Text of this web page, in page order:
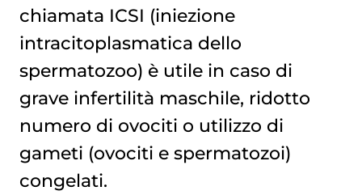
chiamata ICSI (iniezione
intracitoplasmatica dello
spermatozoo) è utile in caso di
grave infertilità maschile, ridotto
numero di ovociti o utilizzo di
gameti (ovociti e spermatozoi)
congelati.